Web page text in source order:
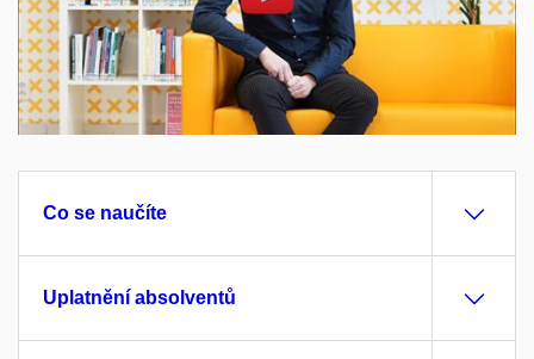
Otevřít na youtube.com
Co se naučíte
Uplatnění absolventů